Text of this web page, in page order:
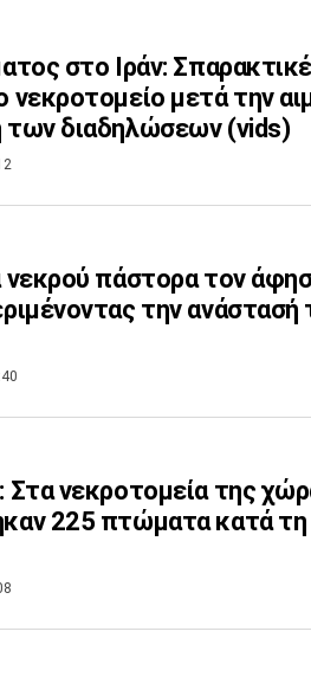
στο Ιράν:
νεκροτομείο μετά την
των διαδηλώσεων (vids)
νεκρού πάστορα τον
την ανάστασή
Στα νεκροτομεία της
225 πτώματα κατά τη